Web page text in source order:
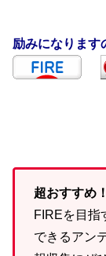
励みになります
超おすすめ
FIREを目指
できるアン